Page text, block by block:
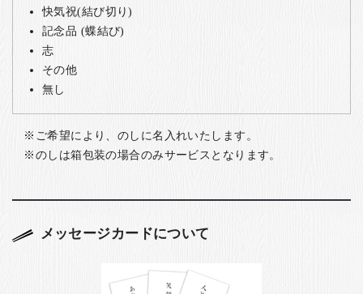
快気祝(結び切り)
記念品 (蝶結び)
志
その他
無し
ご希望により、のしに名入れいたします。
のしは箱包装の場合のみサービスとなります。
メッセージカードについて